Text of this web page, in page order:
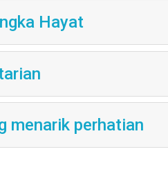
Hayat
menarik perhatian